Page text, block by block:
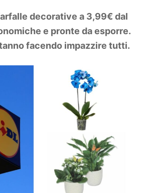
decorative a 3,99€ dal
e pronte da esporre.
facendo impazzire tutti.